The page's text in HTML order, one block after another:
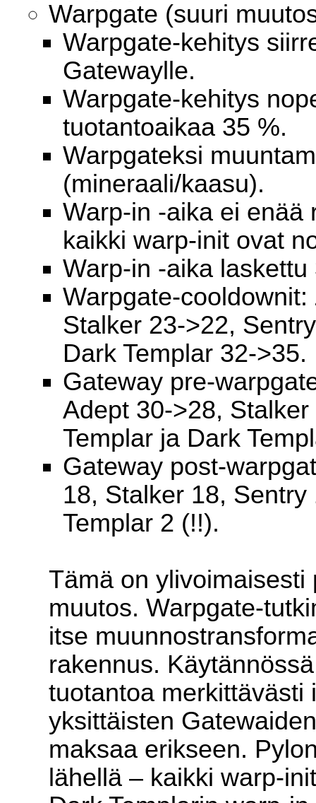
Warpgate (suuri
Warpgate-kehitys
Gatewaylle.
Warpgate-kehitys
tuotantoaikaa 35 %.
Warpgateksi
(mineraali/kaasu).
Warp-in -aika ei enää
kaikki warp-init ovat
Warp-in -aika
Warpgate-
Stalker 23->22,
Dark Templar 32->35.
Gateway pre-
Adept 30->28,
Templar ja Dark
Gateway post-
18, Stalker 18,
Templar 2 (!!).
Tämä on
muutos. Warpgate-
itse
rakennus.
tuotantoa merkittävästi
yksittäisten
maksaa erikseen.
lähellä – kaikki warp-